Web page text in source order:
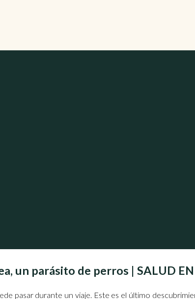
un parásito de perros | SALUD
pasar durante un viaje. Este es el último